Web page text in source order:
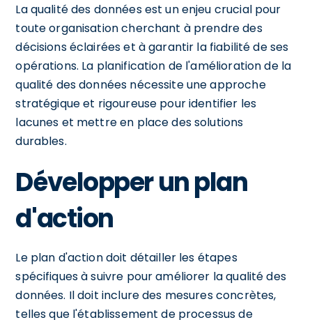
La qualité des données est un enjeu crucial pour
toute organisation cherchant à prendre des
décisions éclairées et à garantir la fiabilité de ses
opérations. La planification de l'amélioration de la
qualité des données nécessite une approche
stratégique et rigoureuse pour identifier les
lacunes et mettre en place des solutions
durables.
Développer un plan
d'action
Le plan d'action doit détailler les étapes
spécifiques à suivre pour améliorer la qualité des
données. Il doit inclure des mesures concrètes,
telles que l'établissement de processus de